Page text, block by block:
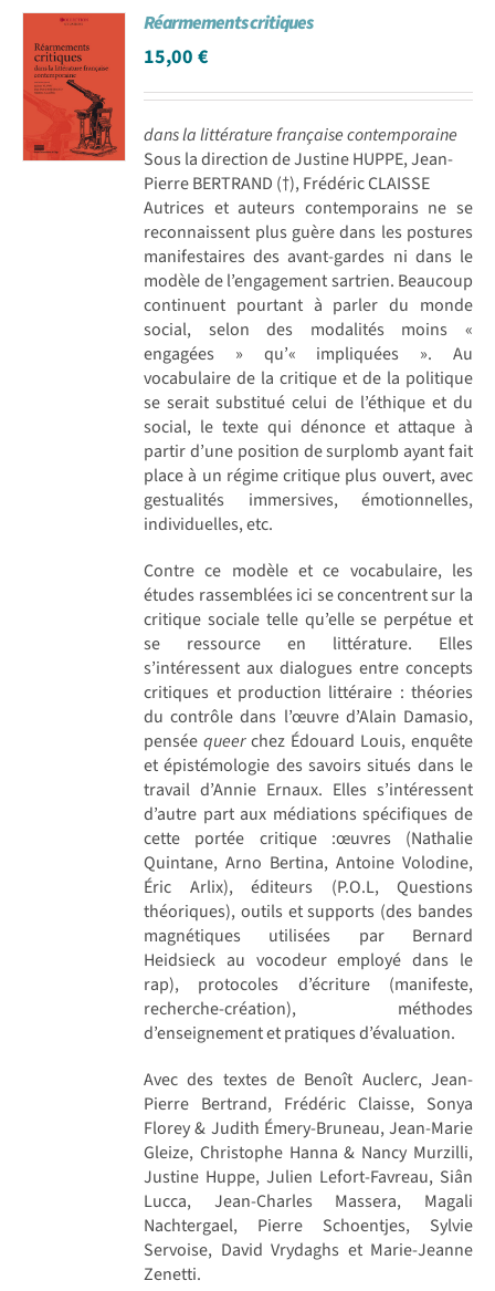
Achat en ligne
Panier WooCommerce
Réarmements critiques
15,00€
dans la littérature française contemporaine
Sous la direction de Justine HUPPE, Jean-
Pierre BERTRAND (†), Frédéric CLAISSE
Autrices et auteurs contemporains ne se
reconnaissent plus guère dans les postures
manifestaires des avant-gardes ni dans le
modèle de l’engagement sartrien. Beaucoup
continuent pourtant à parler du monde
social, selon des modalités moins «
engagées » qu’« impliquées ». Au
vocabulaire de la critique et de la politique
se serait substitué celui de l’éthique et du
social, le texte qui dénonce et attaque à
partir d’une position de surplomb ayant fait
place à un régime critique plus ouvert, avec
gestualités immersives, émotionnelles,
individuelles, etc.
Contre ce modèle et ce vocabulaire, les
études rassemblées ici se concentrent sur la
critique sociale telle qu’elle se perpétue et
se ressource en littérature. Elles
s’intéressent aux dialogues entre concepts
critiques et production littéraire : théories
du contrôle dans l’œuvre d’Alain Damasio,
penséequeerchez Édouard Louis, enquête
et épistémologie des savoirs situés dans le
travail d’Annie Ernaux. Elles s’intéressent
d’autre part aux médiations spécifiques de
cette portée critique :œuvres (Nathalie
Quintane, Arno Bertina, Antoine Volodine,
Éric Arlix), éditeurs (P.O.L, Questions
théoriques), outils et supports (des bandes
magnétiques utilisées par Bernard
Heidsieck au vocodeur employé dans le
rap), protocoles d’écriture (manifeste,
recherche-création), méthodes
d’enseignement et pratiques d’évaluation.
Avec des textes de Benoît Auclerc, Jean-
Pierre Bertrand, Frédéric Claisse, Sonya
Florey & Judith Émery-Bruneau, Jean-Marie
Gleize, Christophe Hanna & Nancy Murzilli,
Justine Huppe, Julien Lefort-Favreau, Siân
Lucca, Jean-Charles Massera, Magali
Nachtergael, Pierre Schoentjes, Sylvie
Servoise, David Vrydaghs et Marie-Jeanne
Zenetti.